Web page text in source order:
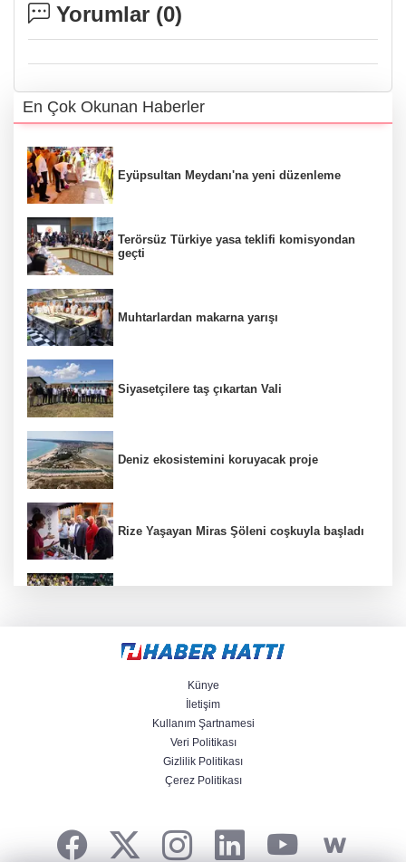
Yorumlar (0)
En Çok Okunan Haberler
Eyüpsultan Meydanı'na yeni düzenleme
Terörsüz Türkiye yasa teklifi komisyondan
geçti
Muhtarlardan makarna yarışı
Siyasetçilere taş çıkartan Vali
Deniz ekosistemini koruyacak proje
Rize Yaşayan Miras Şöleni coşkuyla başladı
Zabıtadan gurbetçi yaşlı çifte yardım eli
Künye
İletişim
Kullanım Şartnamesi
Veri Politikası
Gizlilik Politikası
Çerez Politikası